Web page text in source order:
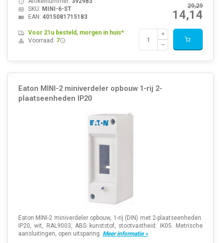
29,29
14,14
SKU: MINI-6-ST
EAN: 4015081715183
Voor 21u besteld, morgen in huis*
Voorraad: 7
Eaton MINI-2 miniverdeler opbouw 1-rij 2-
plaatseenheden IP20
Eaton MINI-2 miniverdeler opbouw, 1-rij (DIN) met 2-plaatseenheden.
IP20, wit, RAL9003, ABS kunststof, stootvastheid: IK05. Metrische
aansluitingen, open uitsparing. Meer informatie »